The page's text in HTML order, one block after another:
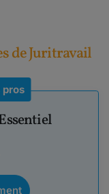
de Juritravail
pros